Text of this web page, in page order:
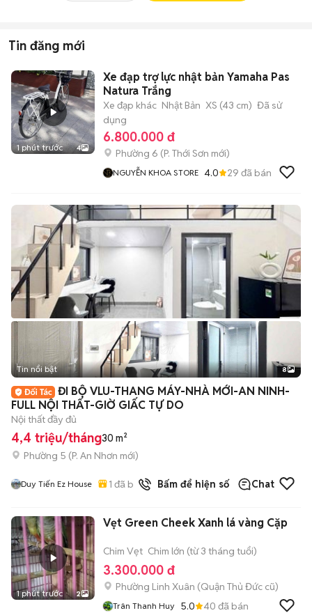
Tin đăng mới
1 phút trước 4
Xe đạp trợ lực nhật bản Yamaha Pas
Natura Trắng
Xe đạp khác Nhật Bản XS (43 cm) Đã sử
dụng
6.800.000 đ
Phường 6 (P. Thới Sơn mới)
NGUYỄN KHOA STORE 4.0 29 đã bán
+2
Tin nổi bật 8
ĐI BỘ VLU-THANG MÁY-NHÀ MỚI-AN NINH-
FULL NỘI THẤT-GIỜ GIẤC TỰ DO
Nội thất đầy đủ
4,4 triệu/tháng30 m²
Phường 5 (P. An Nhơn mới)
Duy Tiến Ez House 1 đã bán Bấm để hiện số Chat
1 phút trước 2
Vẹt Green Cheek Xanh lá vàng Cặp
Chim Vẹt Chim lớn (từ 3 tháng tuổi)
3.300.000 đ
Phường Linh Xuân (Quận Thủ Đức cũ)
Trân Thanh Huy 5.0 40 đã bán